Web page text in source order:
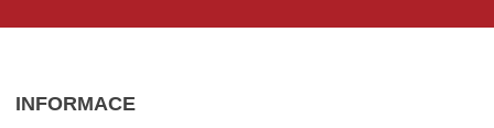
INFORMACE